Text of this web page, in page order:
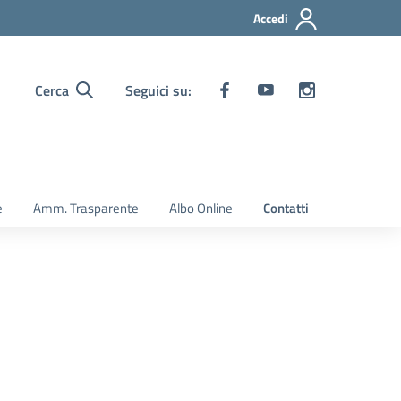
Accedi
Cerca Seguici su:
Amm. Trasparente Albo Online Contatti